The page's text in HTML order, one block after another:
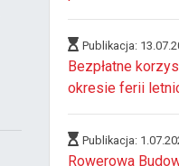
Publikacja:
Bezpłatne
okresie ferii
Publikacja:
Rowerowa